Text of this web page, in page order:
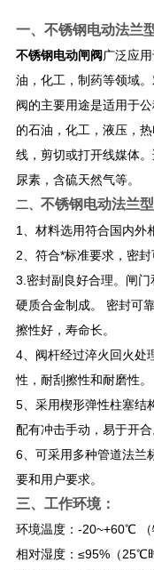
一、 不锈钢电动法兰
不锈钢电动闸阀广泛应
油，化工，制药等领域
阀的主要用途是适用于
的石油，化工，液压，
线，剪切或打开线媒体
尿素，含硫天然气等。
二、 不锈钢电动法兰
1、材料选用符合国内外
2、符合*标准要求，密封
3.密封副良好合理。闸
硬质合金制成。 密封可
擦性好，寿命长。
4、阀杆经过淬火回火处
性，耐刮擦性和耐磨性。
5、采用楔形弹性柱塞结
配有冲击手动，易于开合
6、可采用多种管道法兰
要和用户要求。
三、工作环境：
环境温度：-20~+60℃ （
相对湿度：≤95%（25℃